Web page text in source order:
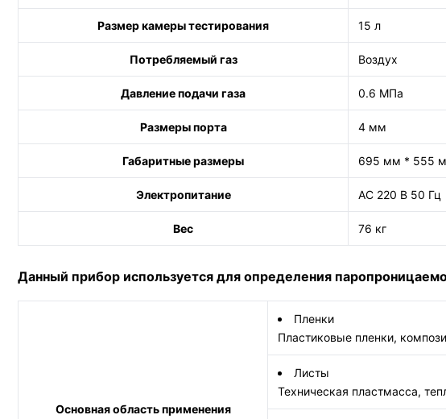
Размер камеры тестирования 15 л
Потребляемый газ Воздух
Давление подачи газа 0.6 МПа
Размеры порта 4 мм
Габаритные размеры 695 мм * 555
Электропитание AC 220 В 50 Гц
Вес 76 кг
Данный прибор используется для определения
Основная область применения
Пленки
Пластиковые пленки,
Листы
Техническая пластмасса,